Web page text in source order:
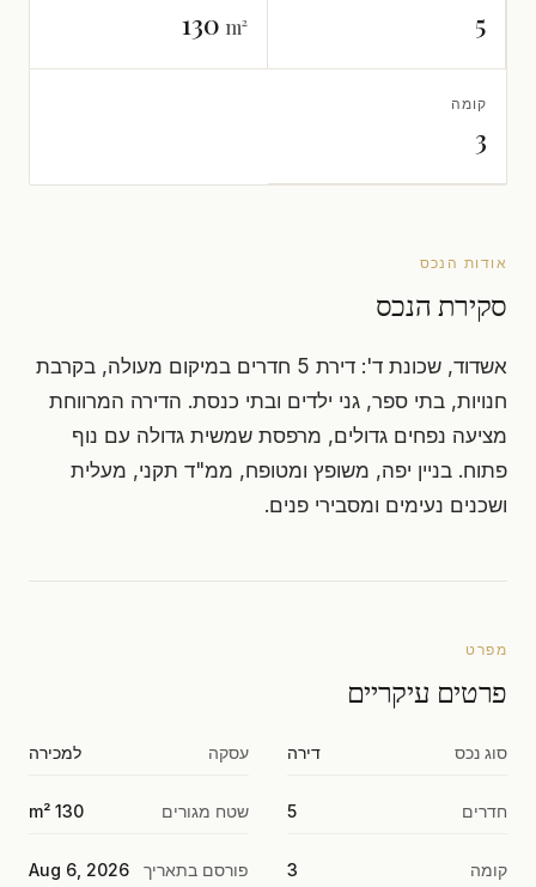
5
130 m²
קומה
3
אודות הנכס
סקירת הנכס
אשדוד, שכונת ד': דירת 5 חדרים במיקום מעולה, בקרבת
חנויות, בתי ספר, גני ילדים ובתי כנסת. הדירה המרווחת
מציעה נפחים גדולים, מרפסת שמשית גדולה עם נוף
פתוח. בניין יפה, משופץ ומטופח, ממ"ד תקני, מעלית
ושכנים נעימים ומסבירי פנים.
מפרט
פרטים עיקריים
סוג נכס דירה עסקה למכירה
חדרים 5 שטח מגורים 130 m²
קומה 3 פורסם בתאריך Aug 6, 2026